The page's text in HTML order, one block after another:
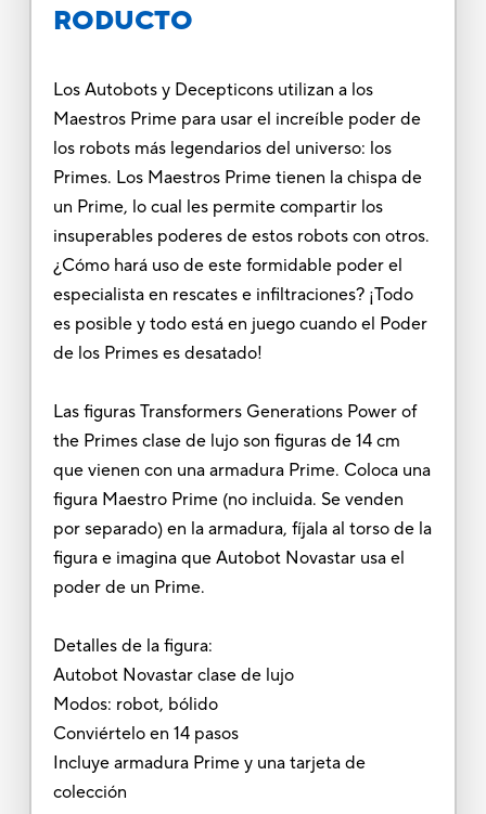
RODUCTO
Los Autobots y Decepticons utilizan a los
Maestros Prime para usar el increíble poder de
los robots más legendarios del universo: los
Primes. Los Maestros Prime tienen la chispa de
un Prime, lo cual les permite compartir los
insuperables poderes de estos robots con otros.
¿Cómo hará uso de este formidable poder el
especialista en rescates e infiltraciones? ¡Todo
es posible y todo está en juego cuando el Poder
de los Primes es desatado!
Las figuras Transformers Generations Power of
the Primes clase de lujo son figuras de 14 cm
que vienen con una armadura Prime. Coloca una
figura Maestro Prime (no incluida. Se venden
por separado) en la armadura, fíjala al torso de la
figura e imagina que Autobot Novastar usa el
poder de un Prime.
Detalles de la figura:
Autobot Novastar clase de lujo
Modos: robot, bólido
Conviértelo en 14 pasos
Incluye armadura Prime y una tarjeta de
colección